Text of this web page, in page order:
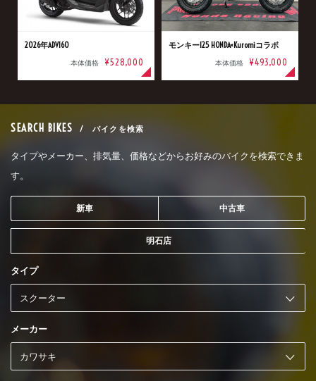
2026年ADV160
本体価格 ¥528,000
モンキー125 HONDA×Kuromiコラボ
本体価格 ¥493,000
SEARCH BIKES / バイクを検索
タイプやメーカー、排気量、価格などからお好みのバイクを検索できま
す。
新車 中古車
明石店
タイプ
メーカー